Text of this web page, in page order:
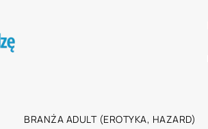
BRANŻA ADULT (EROTYKA, HAZARD)